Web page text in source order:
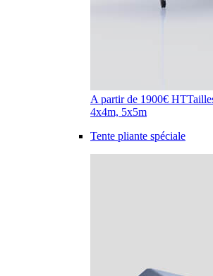
A partir de 1900€ HT
4x4m, 5x5m
Tente pliante spéciale